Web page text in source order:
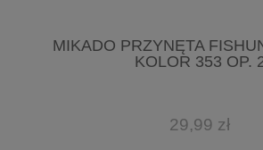
MIKADO PRZYNĘTA
KOLOR 353 OP.
29,99 zł